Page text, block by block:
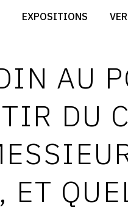
EXPOSITIONS
CATALOGUE D'EXPO
AU
DU